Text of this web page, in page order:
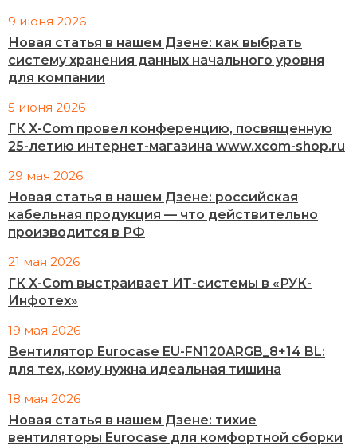
9 июня 2026
Новая статья в нашем Дзене: как выбрать
систему хранения данных начального уровня
для компании
5 июня 2026
ГК X-Com провел конференцию, посвященную
25-летию интернет-магазина www.xcom-shop.ru
29 мая 2026
Новая статья в нашем Дзене: российская
кабельная продукция — что действительно
производится в РФ
21 мая 2026
ГК X-Com выстраивает ИТ-системы в «РУК-
Инфотех»
19 мая 2026
Вентилятор Eurocase EU-FN120ARGB_8+14 BL:
для тех, кому нужна идеальная тишина
18 мая 2026
Новая статья в нашем Дзене: тихие
вентиляторы Eurocase для комфортной сборки